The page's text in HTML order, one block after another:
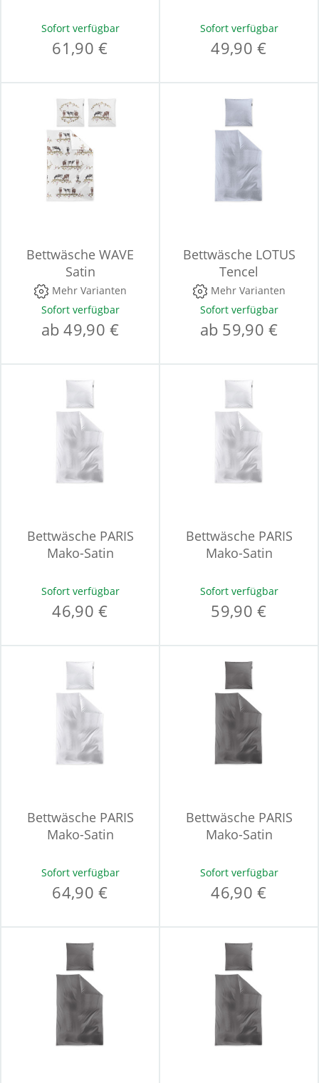
Sofort verfügbar
61,90 €
Sofort verfügbar
49,90 €
Bettwäsche WAVE
Satin
Mehr Varianten
Sofort verfügbar
ab 49,90 €
Bettwäsche LOTUS
Tencel
Mehr Varianten
Sofort verfügbar
ab 59,90 €
Bettwäsche PARIS
Mako-Satin
Sofort verfügbar
46,90 €
Bettwäsche PARIS
Mako-Satin
Sofort verfügbar
59,90 €
Bettwäsche PARIS
Mako-Satin
Sofort verfügbar
64,90 €
Bettwäsche PARIS
Mako-Satin
Sofort verfügbar
46,90 €